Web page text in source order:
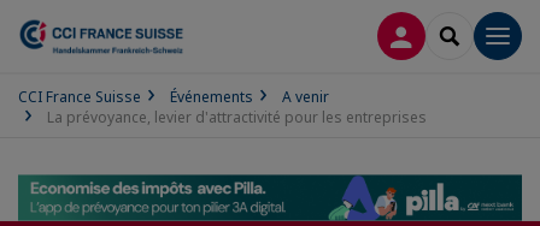
CONNEXION
CCI France Suisse Événements
A venir
La prévoyance, levier d'attractivité pour les entreprises